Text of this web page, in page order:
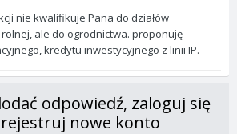
nie kwalifikuje Pana do działów
ale do ogrodnictwa. proponuję
kredytu inwestycyjnego z linii IP.
odpowiedź, zaloguj się
nowe konto